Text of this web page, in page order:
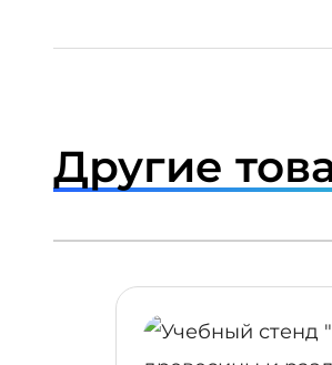
Другие
ПОДРОБНЕЕ